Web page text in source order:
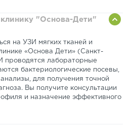
"Основа-Дети"
на УЗИ мягких тканей и
«Основа Дети» (Санкт-
проводятся лабораторные
бактериологические посевы,
для получения точной
Вы получите консультации
и назначение эффективного